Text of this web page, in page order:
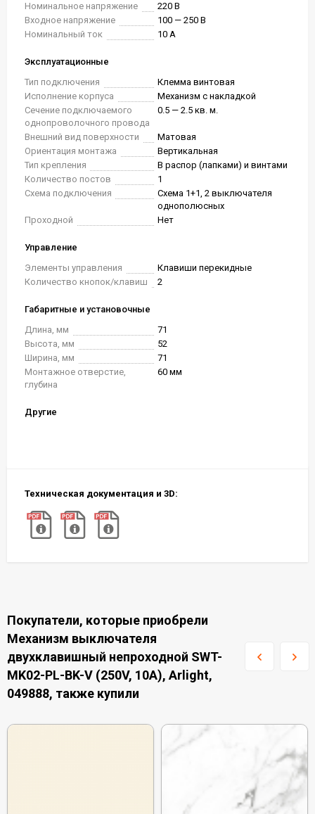
Номинальное напряжение
220 В
Входное напряжение
100 — 250 В
Номинальный ток
10 А
Эксплуатационные
Тип подключения
Клемма винтовая
Исполнение корпуса
Механизм с накладкой
Сечение подключаемого
однопроволочного провода
0.5 — 2.5 кв. м.
Внешний вид поверхности
Матовая
Ориентация монтажа
Вертикальная
Тип крепления
В распор (лапками) и винтами
Количество постов
1
Схема подключения
Схема 1+1, 2 выключателя
однополюсных
Проходной
Нет
Управление
Элементы управления
Клавиши перекидные
Количество кнопок/клавиш
2
Габаритные и установочные
Длина, мм
71
Высота, мм
52
Ширина, мм
71
Монтажное отверстие,
глубина
60 мм
Другие
Техническая документация и 3D:
Покупатели, которые приобрели
Механизм выключателя
двухклавишный непроходной SWT-
MK02-PL-BK-V (250V, 10A), Arlight,
049888, также купили